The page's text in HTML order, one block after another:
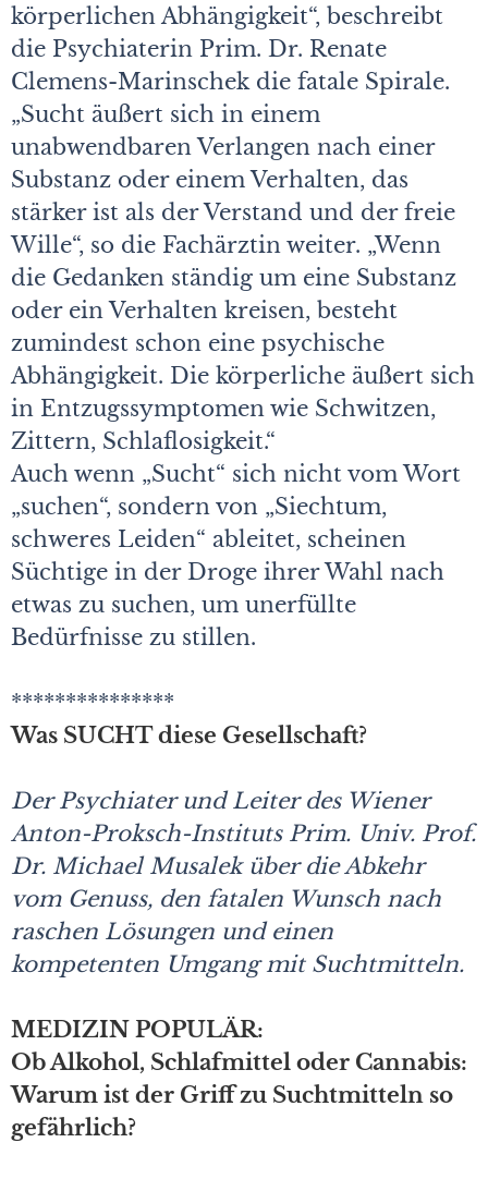
körperlichen Abhängigkeit“, beschreibt
die Psychiaterin Prim. Dr. Renate
Clemens-Marinschek die fatale Spirale.
„Sucht äußert sich in einem
unabwendbaren Verlangen nach einer
Substanz oder einem Verhalten, das
stärker ist als der Verstand und der freie
Wille“, so die Fachärztin weiter. „Wenn
die Gedanken ständig um eine Substanz
oder ein Verhalten kreisen, besteht
zumindest schon eine psychische
Abhängigkeit. Die körperliche äußert sich
in Entzugssymptomen wie Schwitzen,
Zittern, Schlaflosigkeit.“
Auch wenn „Sucht“ sich nicht vom Wort
„suchen“, sondern von „Siechtum,
schweres Leiden“ ableitet, scheinen
Süchtige in der Droge ihrer Wahl nach
etwas zu suchen, um unerfüllte
Bedürfnisse zu stillen.
***************
Was SUCHT diese Gesellschaft?
Der Psychiater und Leiter des Wiener
Anton-Proksch-Instituts Prim. Univ. Prof.
Dr. Michael Musalek über die Abkehr
vom Genuss, den fatalen Wunsch nach
raschen Lösungen und einen
kompetenten Umgang mit Suchtmitteln.
MEDIZIN POPULÄR:
Ob Alkohol, Schlafmittel oder Cannabis:
Warum ist der Griff zu Suchtmitteln so
gefährlich?